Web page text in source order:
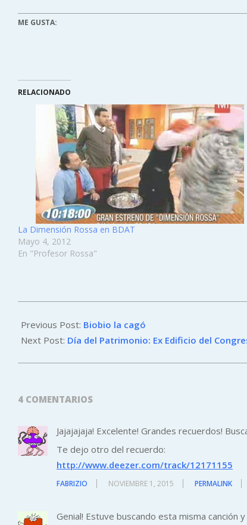
ME GUSTA:
RELACIONADO
La Dimensión Rossa en BDAT
Mayo 4, 2012
En "Profesor Rossa"
05-
29
Previous Post: Biobio la cagó
Next Post: Día del Patrimonio: Ex Edificio del
4 COMENTARIOS
Jajajajaja! Excelente! Grandes recuerdos!
Te dejo otro del recuerdo:
http://www.deezer.com/track/12171155
FABRIZIO NOVIEMBRE 1, 2015 PERMALINK
Genial! Estuve buscando esta misma